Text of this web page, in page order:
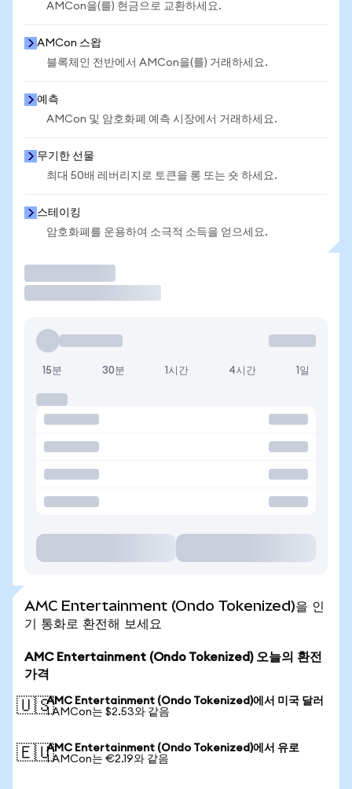
AMCon을(를) 현금으로 교환하세요.
AMCon 스왑
블록체인 전반에서 AMCon을(를) 거래하세요.
예측
AMCon 및 암호화폐 예측 시장에서 거래하세요.
무기한 선물
최대 50배 레버리지로 토큰을 롱 또는 숏 하세요.
스테이킹
암호화폐를 운용하여 소극적 소득을 얻으세요.
15분 30분 1시간 4시간 1일
AMC Entertainment (Ondo Tokenized)을 인
기 통화로 환전해 보세요
AMC Entertainment (Ondo Tokenized) 오늘의 환전
가격
🇺🇸AMC Entertainment (Ondo Tokenized)에서 미국 달러
1 AMCon는 $2.53와 같음
🇪🇺AMC Entertainment (Ondo Tokenized)에서 유로
1 AMCon는 €2.19와 같음